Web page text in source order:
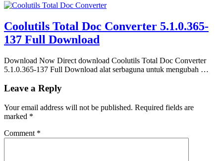
Coolutils Total Doc Converter 5.1.0.365-
137 Full Download
Download Now Direct download Coolutils Total Doc Converter
5.1.0.365-137 Full Download alat serbaguna untuk mengubah …
Leave a Reply
Your email address will not be published. Required fields are
marked *
Comment *